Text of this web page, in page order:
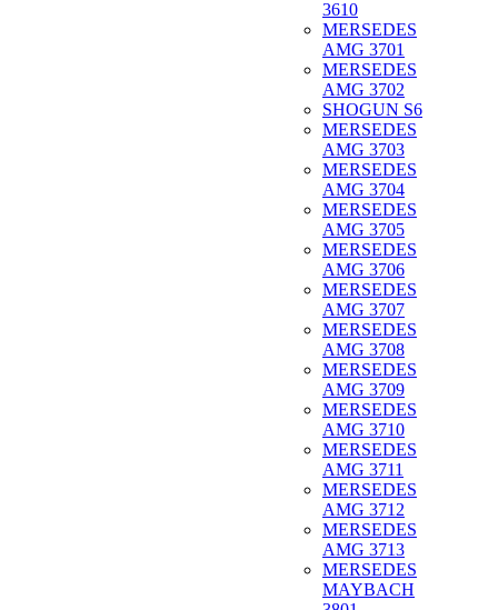
3610
MERSEDES
AMG 3701
MERSEDES
AMG 3702
SHOGUN S6
MERSEDES
AMG 3703
MERSEDES
AMG 3704
MERSEDES
AMG 3705
MERSEDES
AMG 3706
MERSEDES
AMG 3707
MERSEDES
AMG 3708
MERSEDES
AMG 3709
MERSEDES
AMG 3710
MERSEDES
AMG 3711
MERSEDES
AMG 3712
MERSEDES
AMG 3713
MERSEDES
MAYBACH